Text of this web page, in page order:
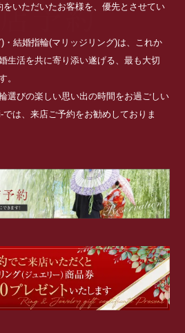
いただいたお客様を、優先とさせてい
・結婚指輪(マリッジリング)は、これか
生活を共に寄り添い遂げる、最も大切
。
選びの楽しい思い出の時間をお過ごしい
は、来店ご予約をお勧めしておりま